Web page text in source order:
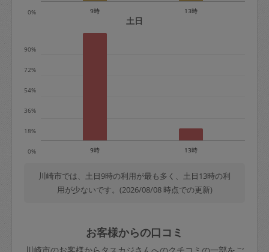
※キャンセル料金の設定について：
定期依頼1回（3時間）の金額とスポット
0% 9時 13時
土日
0%
18%
36%
54%
72%
90%
9時 13時
川崎市では、土日9時の利用が最も多く、土日13時の利
用が少ないです。(2026/08/08 時点での更新)
お客様からの口コミ